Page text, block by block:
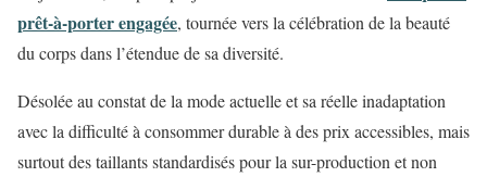
prêt-à-porter engagée, tournée vers la célébration de la beauté
du corps dans l’étendue de sa diversité.
Désolée au constat de la mode actuelle et sa réelle inadaptation
avec la difficulté à consommer durable à des prix accessibles, mais
surtout des taillants standardisés pour la sur-production et non